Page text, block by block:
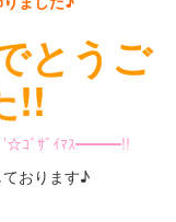
とうご
!!
’☆ｺﾞｻﾞｲﾏｽ━━━!!
おります♪